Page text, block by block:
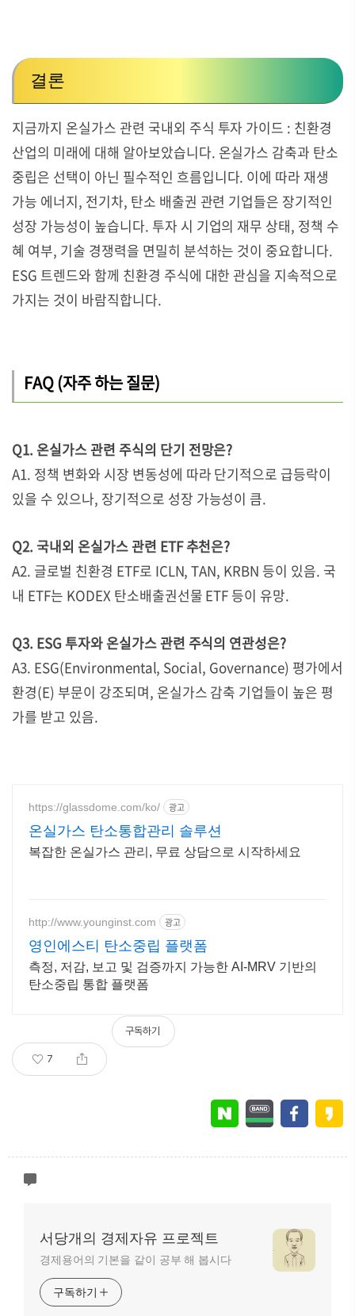
결론
지금까지 온실가스 관련 국내외 주식 투자 가이드 : 친환경
산업의 미래에 대해 알아보았습니다. 온실가스 감축과 탄소
중립은 선택이 아닌 필수적인 흐름입니다. 이에 따라 재생
가능 에너지, 전기차, 탄소 배출권 관련 기업들은 장기적인
성장 가능성이 높습니다. 투자 시 기업의 재무 상태, 정책 수
혜 여부, 기술 경쟁력을 면밀히 분석하는 것이 중요합니다.
ESG 트렌드와 함께 친환경 주식에 대한 관심을 지속적으로
가지는 것이 바람직합니다.
FAQ (자주 하는 질문)
Q1. 온실가스 관련 주식의 단기 전망은?
A1. 정책 변화와 시장 변동성에 따라 단기적으로 급등락이
있을 수 있으나, 장기적으로 성장 가능성이 큼.
Q2. 국내외 온실가스 관련 ETF 추천은?
A2. 글로벌 친환경 ETF로 ICLN, TAN, KRBN 등이 있음. 국
내 ETF는 KODEX 탄소배출권선물 ETF 등이 유망.
Q3. ESG 투자와 온실가스 관련 주식의 연관성은?
A3. ESG(Environmental, Social, Governance) 평가에서
환경(E) 부문이 강조되며, 온실가스 감축 기업들이 높은 평
가를 받고 있음.
https://glassdome.com/ko/ 광고
온실가스 탄소통합관리 솔루션
복잡한 온실가스 관리, 무료 상담으로 시작하세요
http://www.younginst.com 광고
영인에스티 탄소중립 플랫폼
측정, 저감, 보고 및 검증까지 가능한 AI-MRV 기반의
탄소중립 통합 플랫폼
7
구독하기
서당개의 경제자유 프로젝트
경제용어의 기본을 같이 공부 해 봅시다
구독하기